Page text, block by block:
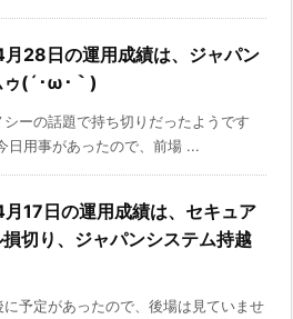
28日の運用成績は、ジャパン
ゥ(´･ω･｀)
ーの話題で持ち切りだったようです
日用事があったので、前場 ...
17日の運用成績は、セキュア
切り、ジャパンシステム持越
に予定があったので、後場は見ていませ